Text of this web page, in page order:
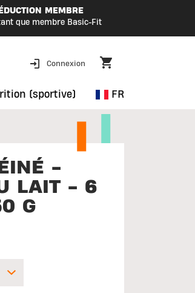
MEMBRE
que membre Basic-Fit
Connexion
(sportive) FR
-
LAIT - 6
G